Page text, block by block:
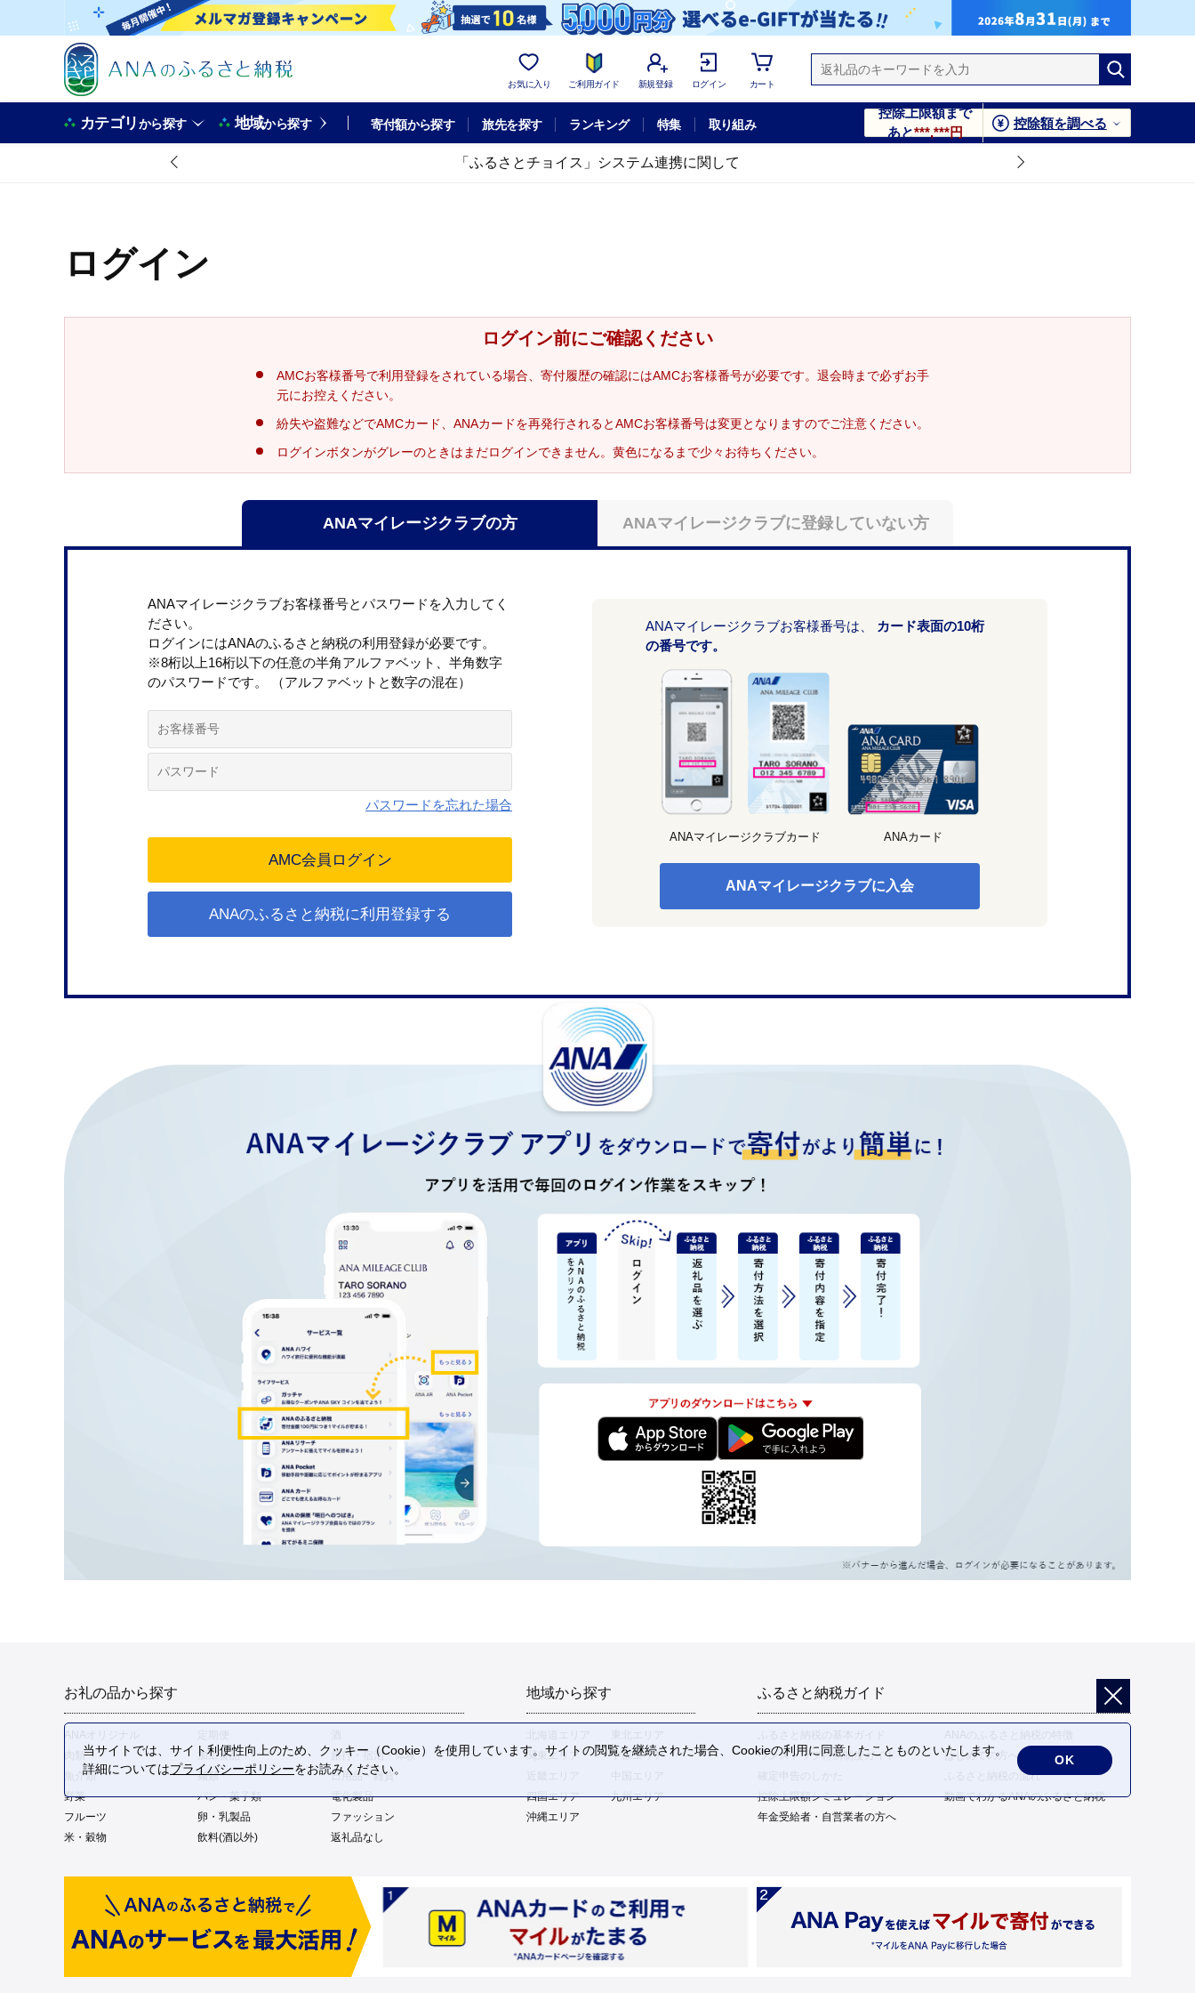
お気に入り ご利用ガイド 新規登録 ログイン カート
カテゴリから探す 地域から探す 寄付額から探す 旅先を探す ランキング 特集 取り組み
控除上限額まで
あと***,***円
控除額を調べる
「ふるさとチョイス」システム連携に関して
ログイン
ログイン前にご確認ください
AMCお客様番号で利用登録をされている場合、寄付履歴の確認にはAMCお客様番号が必要です。退会時まで必ずお手
元にお控えください。
紛失や盗難などでAMCカード、ANAカードを再発行されるとAMCお客様番号は変更となりますのでご注意ください。
ログインボタンがグレーのときはまだログインできません。黄色になるまで少々お待ちください。
ANAマイレージクラブの方 ANAマイレージクラブに登録していない方
ANAマイレージクラブお客様番号とパスワードを入力してく
ださい。
ログインにはANAのふるさと納税の利用登録が必要です。
※8桁以上16桁以下の任意の半角アルファベット、半角数字
のパスワードです。 （アルファベットと数字の混在）
パスワードを忘れた場合
ANAのふるさと納税に利用登録する
ANAマイレージクラブお客様番号は、
カード表面の10桁
の番号です。
ANAマイレージクラブカード ANAカード
ANAマイレージクラブに入会
お礼の品から探す
肉類
加工食品
旅行・宿泊・体験
魚介類
麺類
日用品・雑貨
野菜
パン・菓子類
電化製品
フルーツ
卵・乳製品
ファッション
米・穀物
飲料(酒以外) 返礼品なし
地域から探す
関東エリア
中部エリア
四国エリア
九州エリア
沖縄エリア
ふるさと納税ガイド
ふるさと納税の基本ガイド
ANAのふるさと納税の特徴
ワンストップ特例制度ガイド
はじめての方へ
ふるさと納税の流れ
控除上限額シミュレーション
動画でわかるANAのふるさと納税
年金受給者・自営業者の方へ
当サイトでは、サイト利便性向上のため、クッキー（Cookie）を使用しています。サイトの閲覧を継続された場合、Cookieの利用に同意したことものといたします。
詳細についてはプライバシーポリシーをお読みください。
OK